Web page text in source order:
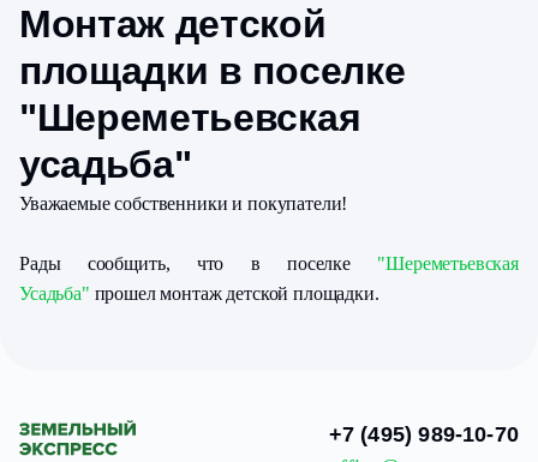
Монтаж детской
площадки в поселке
"Шереметьевская
усадьба"
Уважаемые собственники и покупатели!
Рады сообщить, что в поселке "Шереметьевская
Усадьба" прошел монтаж детской площадки.
+7 (495) 989-10-70